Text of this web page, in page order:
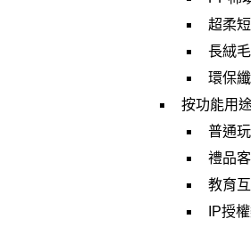
超柔
長絨毛
環保
按功能用
普通
禮品
教育
IP授